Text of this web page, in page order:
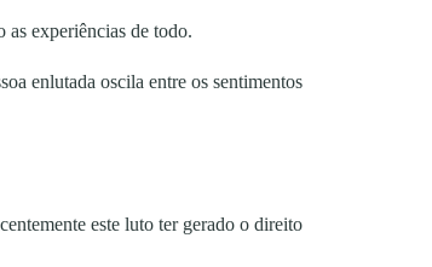
as experiências de todo.
enlutada oscila entre os sentimentos
este luto ter gerado o direito